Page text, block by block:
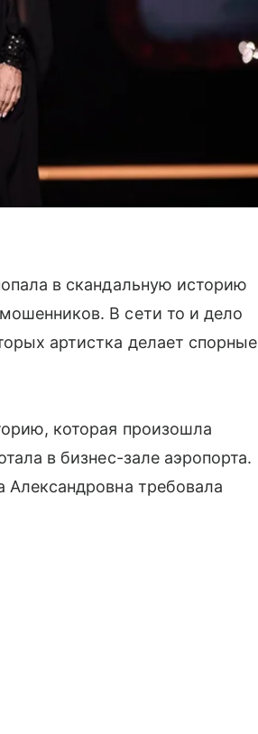
в скандальную историю
В сети то и дело
артистка делает спорные
которая произошла
в бизнес-зале аэропорта.
требовала